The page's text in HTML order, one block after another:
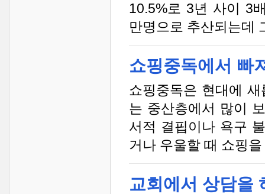
10.5%로 3년 사이 3
만명으로 추산되는데
쇼핑중독에서 빠
쇼핑중독은 현대에
는 중산층에서 많이
서적 결핍이나 욕구
거나 우울할 때 쇼핑
교회에서 상담을